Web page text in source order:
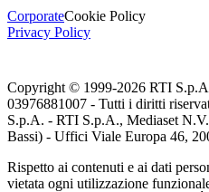
CorporateCookie Policy
Privacy Policy
Copyright © 1999-2026 RTI
03976881007 - Tutti i diritti
S.p.A. - RTI S.p.A., Mediaset
Bassi) - Uffici Viale Europa 46,
Rispetto ai contenuti e ai dati
vietata ogni utilizzazione